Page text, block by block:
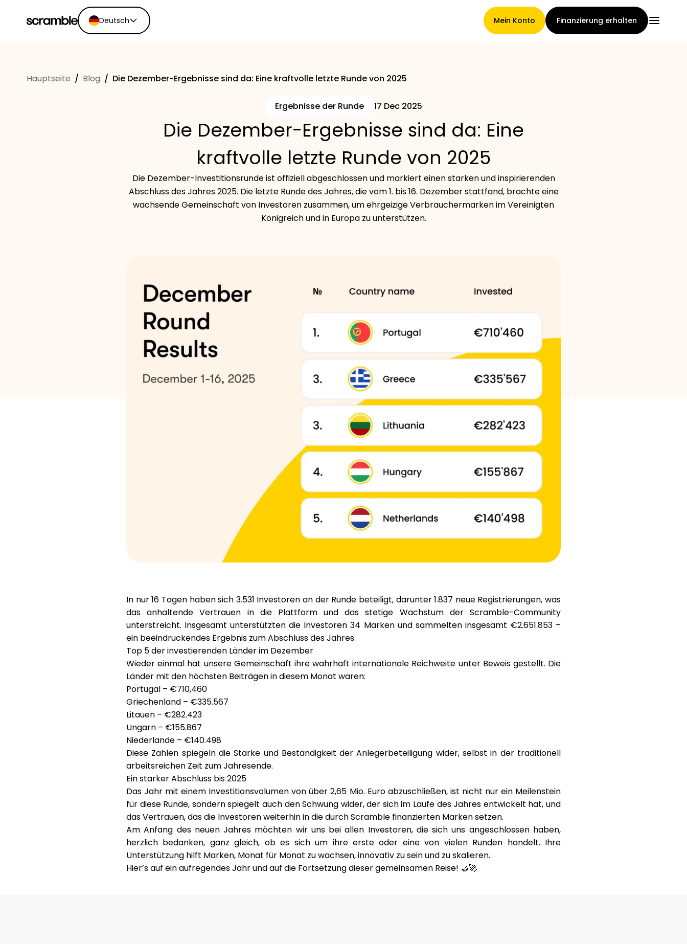
Deutsch
Español
Mein Konto Finanzierung erhalten
Konditionen der
Forderungsabtretung
Markengalerie
Rechner
Rundenverlauf
Blog
Kontaktieren Sie uns
Hilfe
ask@scrambleup.com
Hauptseite / Blog / Die Dezember-Ergebnisse sind da: Eine kraftvolle letzte Runde von 2025
Ergebnisse der Runde 17 Dec 2025
Die Dezember-Ergebnisse sind da: Eine
kraftvolle letzte Runde von 2025
Die Dezember-Investitionsrunde ist offiziell abgeschlossen und markiert einen starken und inspirierenden
Abschluss des Jahres 2025. Die letzte Runde des Jahres, die vom 1. bis 16. Dezember stattfand, brachte eine
wachsende Gemeinschaft von Investoren zusammen, um ehrgeizige Verbrauchermarken im Vereinigten
Königreich und in Europa zu unterstützen.
In nur 16 Tagen haben sich 3.531 Investoren an der Runde beteiligt, darunter1.837 neue Registrierungen, was
das anhaltende Vertrauen in die Plattform und das stetige Wachstum der Scramble-Community
unterstreicht. Insgesamt unterstützten die Investoren34 Markenund sammelten insgesamt €2.651.853–
ein beeindruckendes Ergebnis zum Abschluss des Jahres.
Top 5 der investierenden Länder im Dezember
Wieder einmal hat unsere Gemeinschaft ihre wahrhaft internationale Reichweite unter Beweis gestellt. Die
Länder mit den höchsten Beiträgen in diesem Monat waren:
Portugal – €710,460
Griechenland – €335.567
Litauen – €282.423
Ungarn – €155.867
Niederlande – €140.498
Diese Zahlen spiegeln die Stärke und Beständigkeit der Anlegerbeteiligung wider, selbst in der traditionell
arbeitsreichen Zeit zum Jahresende.
Ein starker Abschluss bis 2025
Das Jahr mit einem Investitionsvolumen von über 2,65 Mio. Euro abzuschließen, ist nicht nur ein Meilenstein
für diese Runde, sondern spiegelt auch den Schwung wider, der sich im Laufe des Jahres entwickelt hat, und
das Vertrauen, das die Investoren weiterhin in die durch Scramble finanzierten Marken setzen.
Am Anfang des neuen Jahres möchten wir uns bei allen Investoren, die sich uns angeschlossen haben,
herzlich bedanken, ganz gleich, ob es sich um ihre erste oder eine von vielen Runden handelt. Ihre
Unterstützung hilft Marken, Monat für Monat zu wachsen, innovativ zu sein und zu skalieren.
Hier’s auf ein aufregendes Jahr und auf die Fortsetzung dieser gemeinsamen Reise! 🤝🚀